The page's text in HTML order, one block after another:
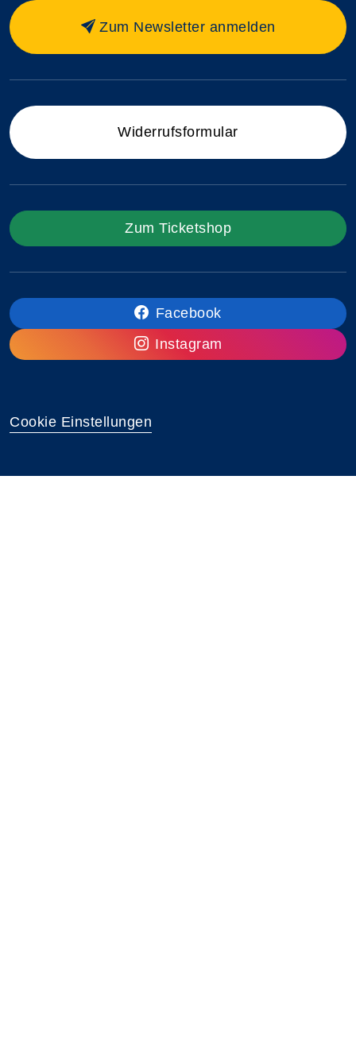
Zum Newsletter anmelden
Widerrufsformular
Zum Ticketshop
Facebook
Instagram
Cookie Einstellungen